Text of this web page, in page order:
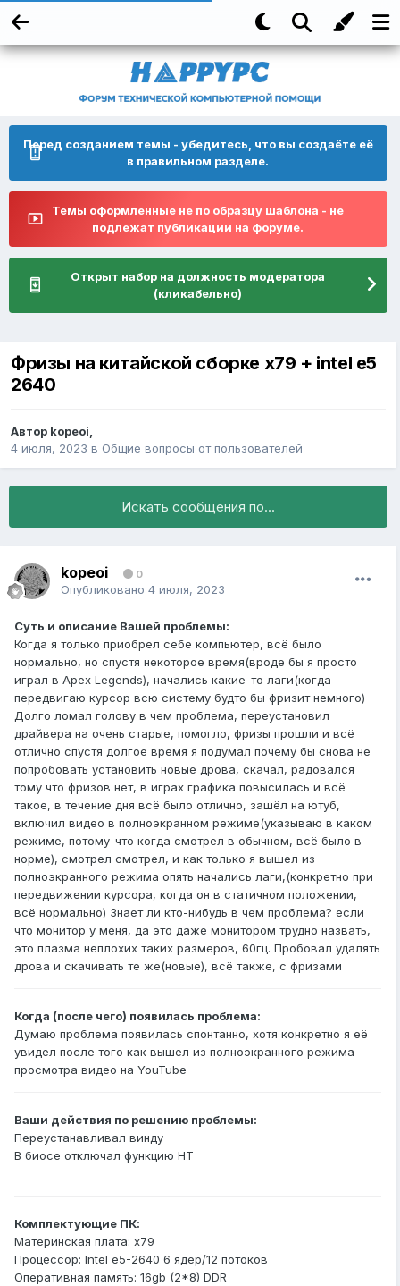
Перед созданием темы - убедитесь, что вы создаёте её
в правильном разделе.
Темы оформленные не по образцу шаблона - не
подлежат публикации на форуме.
Открыт набор на должность модератора
(кликабельно)
Фризы на китайской сборке x79 + intel e5
2640
Автор kopeoi,
4 июля, 2023 в Общие вопросы от пользователей
Искать сообщения по...
kopeoi 0
Опубликовано 4 июля, 2023
Суть и описание Вашей проблемы:
Когда я только приобрел себе компьютер, всё было
нормально, но спустя некоторое время(вроде бы я просто
играл в Apex Legends), начались какие-то лаги(когда
передвигаю курсор всю систему будто бы фризит немного)
Долго ломал голову в чем проблема, переустановил
драйвера на очень старые, помогло, фризы прошли и всё
отлично спустя долгое время я подумал почему бы снова не
попробовать установить новые дрова, скачал, радовался
тому что фризов нет, в играх графика повысилась и всё
такое, в течение дня всё было отлично, зашёл на ютуб,
включил видео в полноэкранном режиме(указываю в каком
режиме, потому-что когда смотрел в обычном, всё было в
норме), смотрел смотрел, и как только я вышел из
полноэкранного режима опять начались лаги,(конкретно при
передвижении курсора, когда он в статичном положении,
всё нормально) Знает ли кто-нибудь в чем проблема? если
что монитор у меня, да это даже монитором трудно назвать,
это плазма неплохих таких размеров, 60гц. Пробовал удалять
дрова и скачивать те же(новые), всё также, с фризами
Когда (после чего) появилась проблема:
Думаю проблема появилась спонтанно, хотя конкретно я её
увидел после того как вышел из полноэкранного режима
просмотра видео на YouTube
Ваши действия по решению проблемы:
Переустанавливал винду
В биосе отключал функцию HT
Комплектующие ПК:
Материнская плата: x79
Процессор: Intel e5-2640 6 ядер/12 потоков
Оперативная память: 16gb (2*8) DDR